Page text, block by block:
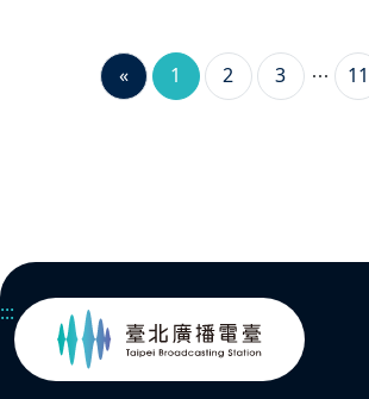
« 1 2 3 11
:::